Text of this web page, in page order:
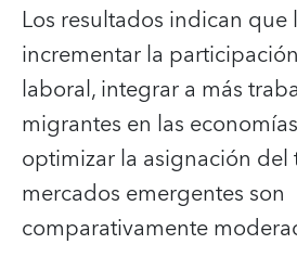
Los resultados indican
incrementar la
laboral, integrar a más
migrantes en las
optimizar la asignación del
mercados emergentes son
comparativamente